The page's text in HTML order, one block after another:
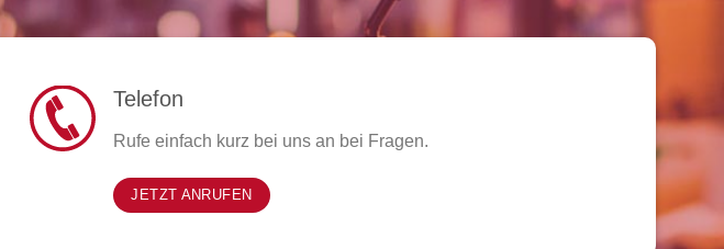
Telefon
Rufe einfach kurz bei uns an bei Fragen.
JETZT ANRUFEN